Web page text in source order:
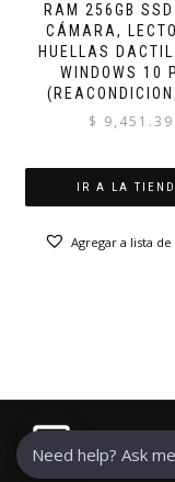
RAM 256GB
CÁMARA,
HUELLAS
WINDOWS 10
$ 9,451.39
IR A LA
Agregar a lista
Need help? Ask